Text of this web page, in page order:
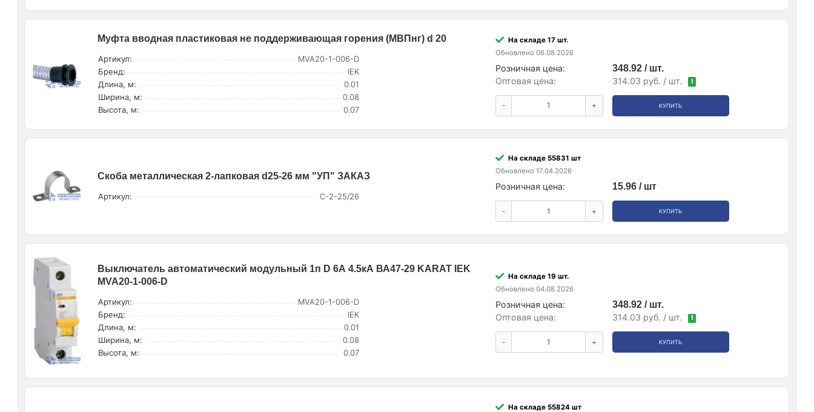
Муфта вводная пластиковая не поддерживающая горения (МВПнг) d 20
Артикул:
MVA20-1-006-D
Бренд:
IEK
Длина, м:
0.01
Ширина, м:
0.08
Высота, м:
0.07
На складе 17 шт.
Обновлено 06.08.2026
Розничная цена:
348.92 / шт.
Оптовая цена:
314.03 руб. / шт. !
- + КУПИТЬ
Скоба металлическая 2-лапковая d25-26 мм "УП" ЗАКАЗ
Артикул: С-2-25/26
На складе 55831 шт
Обновлено 17.04.2026
Розничная цена: 15.96 / шт
- + КУПИТЬ
Выключатель автоматический модульный 1п D 6А 4.5кА ВА47-29 KARAT IEK
MVA20-1-006-D
Артикул:
MVA20-1-006-D
Бренд:
IEK
Длина, м:
0.01
Ширина, м:
0.08
Высота, м:
0.07
На складе 19 шт.
Обновлено 04.08.2026
Розничная цена:
348.92 / шт.
Оптовая цена:
314.03 руб. / шт. !
- + КУПИТЬ
На складе 55824 шт